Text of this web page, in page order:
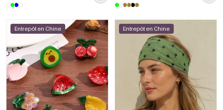
Entrepôt en Chine Entrepôt en Chine